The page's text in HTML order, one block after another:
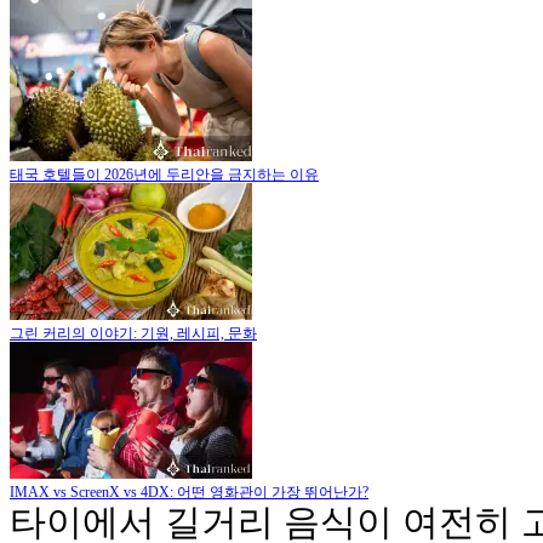
태국 호텔들이 2026년에 두리안을 금지하는 이유
그린 커리의 이야기: 기원, 레시피, 문화
IMAX vs ScreenX vs 4DX: 어떤 영화관이 가장 뛰어난가?
타이에서 길거리 음식이 여전히